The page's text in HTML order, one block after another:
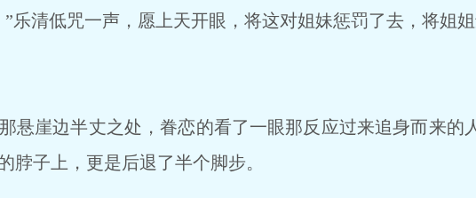
清低咒一声，愿上天开眼，将这对姐妹惩罚了去，将姐姐
悬崖边半丈之处，眷恋的看了一眼那反应过来追身而来的
脖子上，更是后退了半个脚步。